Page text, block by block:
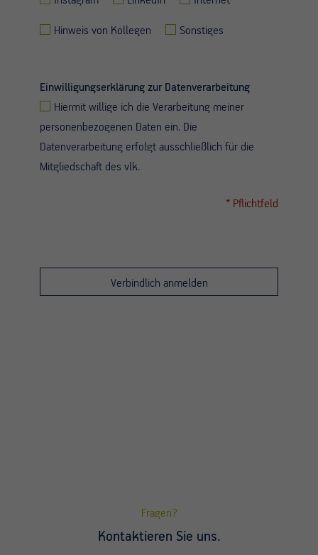
Hinweis von Kollegen Sonstiges
Einwilligungserklärung zur Datenverarbeitung
Hiermit willige ich die Verarbeitung meiner
personenbezogenen Daten ein. Die
Datenverarbeitung erfolgt ausschließlich für die
Mitgliedschaft des vlk.
* Pflichtfeld
Fragen?
Kontaktieren Sie uns.